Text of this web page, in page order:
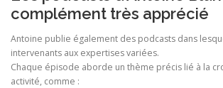
complément très apprécié
Antoine publie également des podcasts dans
intervenants aux expertises variées.
Chaque épisode aborde un thème précis lié à la
activité, comme :